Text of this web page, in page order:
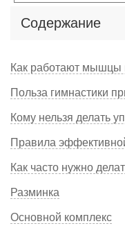
Содержание
Как работают мышцы
Польза гимнастики
Кому нельзя делать
Правила
Как часто нужно
Разминка
Основной комплекс